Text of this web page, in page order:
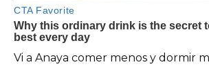
Vi a Anaya comer menos y dormir